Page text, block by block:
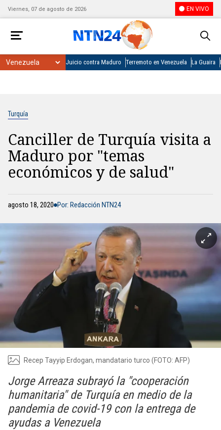
Viernes, 07 de agosto de 2026 EN VIVO
Juicio contra Maduro Terremoto en Venezuela La Guaira
Turquía
Canciller de Turquía visita a
Maduro por "temas
económicos y de salud"
agosto 18, 2020 Por: Redacción NTN24
Recep Tayyip Erdogan, mandatario turco (FOTO: AFP)
Jorge Arreaza subrayó la "cooperación
humanitaria" de Turquía en medio de la
pandemia de covid-19 con la entrega de
ayudas a Venezuela